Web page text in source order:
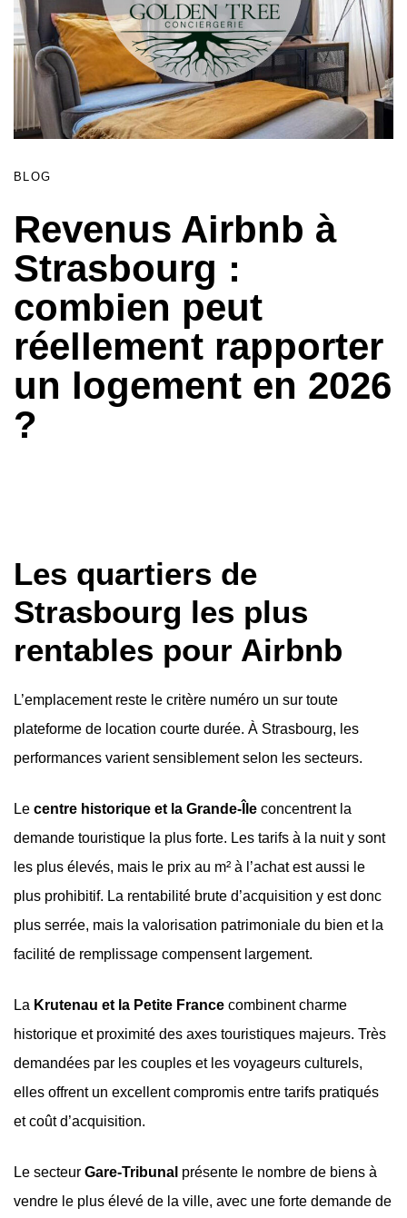
BLOG
Revenus Airbnb à
Strasbourg :
combien peut
réellement rapporter
un logement en 2026
?
Les quartiers de
Strasbourg les plus
rentables pour Airbnb
L’emplacement reste le critère numéro un sur toute
plateforme de location courte durée. À Strasbourg, les
performances varient sensiblement selon les secteurs.
Le centre historique et la Grande-Île concentrent la
demande touristique la plus forte. Les tarifs à la nuit y sont
les plus élevés, mais le prix au m² à l’achat est aussi le
plus prohibitif. La rentabilité brute d’acquisition y est donc
plus serrée, mais la valorisation patrimoniale du bien et la
facilité de remplissage compensent largement.
La Krutenau et la Petite France combinent charme
historique et proximité des axes touristiques majeurs. Très
demandées par les couples et les voyageurs culturels,
elles offrent un excellent compromis entre tarifs pratiqués
et coût d’acquisition.
Le secteur Gare-Tribunal présente le nombre de biens à
vendre le plus élevé de la ville, avec une forte demande de